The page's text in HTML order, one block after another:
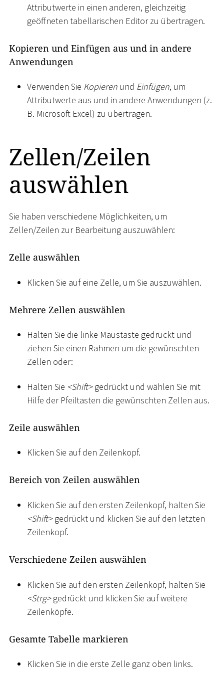
Attributwerte in einen anderen, gleichzeitig
geöffneten tabellarischen Editor zu übertragen.
Kopieren und Einfügen aus und in andere
Anwendungen
Verwenden Sie Kopieren und Einfügen, um
Attributwerte aus und in andere Anwendungen (z.
B. Microsoft Excel) zu übertragen.
Zellen/Zeilen
auswählen
Sie haben verschiedene Möglichkeiten, um
Zellen/Zeilen zur Bearbeitung auszuwählen:
Zelle auswählen
Klicken Sie auf eine Zelle, um Sie auszuwählen.
Mehrere Zellen auswählen
Halten Sie die linke Maustaste gedrückt und
ziehen Sie einen Rahmen um die gewünschten
Zellen oder:
Halten Sie <Shift>gedrückt und wählen Sie mit
Hilfe der Pfeiltasten die gewünschten Zellen aus.
Zeile auswählen
Klicken Sie auf den Zeilenkopf.
Bereich von Zeilen auswählen
Klicken Sie auf den ersten Zeilenkopf, halten Sie
<Shift>gedrückt und klicken Sie auf den letzten
Zeilenkopf.
Verschiedene Zeilen auswählen
Klicken Sie auf den ersten Zeilenkopf, halten Sie
<Strg>gedrückt und klicken Sie auf weitere
Zeilenköpfe.
Gesamte Tabelle markieren
Klicken Sie in die erste Zelle ganz oben links.